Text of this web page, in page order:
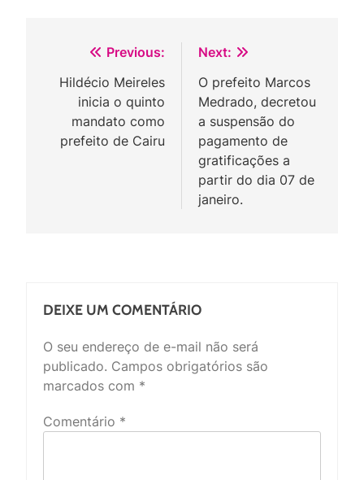
Navegação
de
Post
Previous:
Hildécio Meireles
inicia o quinto
mandato como
prefeito de Cairu
Next:
O prefeito Marcos
Medrado, decretou
a suspensão do
pagamento de
gratificações a
partir do dia 07 de
janeiro.
DEIXE UM COMENTÁRIO
O seu endereço de e-mail não será
publicado. Campos obrigatórios são
marcados com *
Comentário *